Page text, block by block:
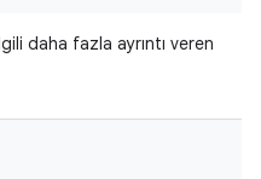
daha fazla ayrıntı veren